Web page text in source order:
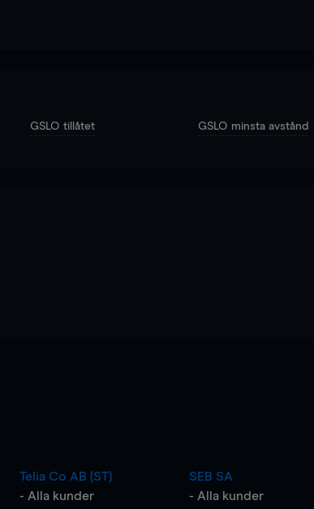
GSLO tillåtet GSLO minsta avstånd
Telia Co AB (ST)
- Alla kunder
SEB SA
- Alla kunder